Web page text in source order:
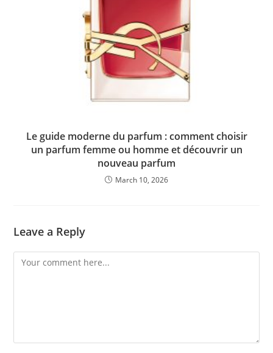
Le guide moderne du parfum : comment choisir
un parfum femme ou homme et découvrir un
nouveau parfum
March 10, 2026
Leave a Reply
Comment